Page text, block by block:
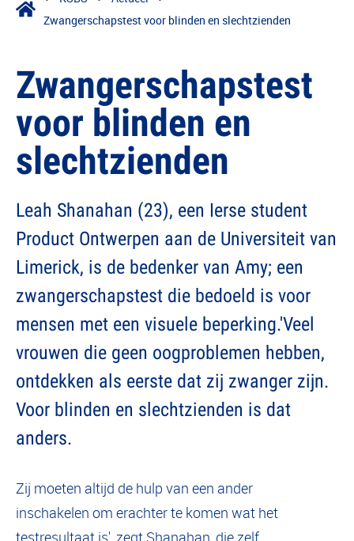
Zwangerschapstest voor blinden en slechtzienden
Zwangerschapstest
voor blinden en
slechtzienden
Leah Shanahan (23), een Ierse student
Product Ontwerpen aan de Universiteit van
Limerick, is de bedenker van Amy; een
zwangerschapstest die bedoeld is voor
mensen met een visuele beperking.'Veel
vrouwen die geen oogproblemen hebben,
ontdekken als eerste dat zij zwanger zijn.
Voor blinden en slechtzienden is dat
anders.
Zij moeten altijd de hulp van een ander
inschakelen om erachter te komen wat het
testresultaat is', zegt Shanahan, die zelf